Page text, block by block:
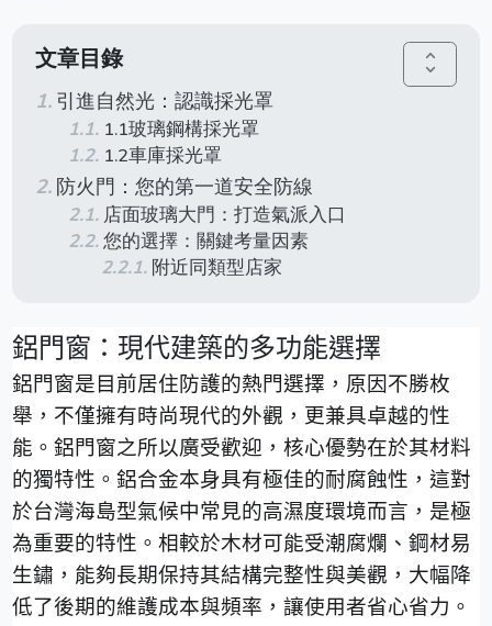
文章目錄 unfold_more
引進自然光：認識採光罩
1.1玻璃鋼構採光罩
1.2車庫採光罩
防火門：您的第一道安全防線
店面玻璃大門：打造氣派入口
您的選擇：關鍵考量因素
附近同類型店家
鋁門窗：現代建築的多功能選擇
鋁門窗是目前居住防護的熱門選擇，原因不勝枚
舉，不僅擁有時尚現代的外觀，更兼具卓越的性
能。鋁門窗之所以廣受歡迎，核心優勢在於其材料
的獨特性。鋁合金本身具有極佳的耐腐蝕性，這對
於台灣海島型氣候中常見的高濕度環境而言，是極
為重要的特性。相較於木材可能受潮腐爛、鋼材易
生鏽，能夠長期保持其結構完整性與美觀，大幅降
低了後期的維護成本與頻率，讓使用者省心省力。